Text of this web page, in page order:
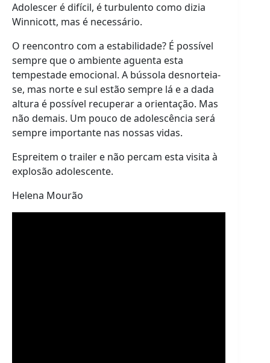
Adolescer é difícil, é turbulento como dizia
Winnicott, mas é necessário.
O reencontro com a estabilidade? É possível
sempre que o ambiente aguenta esta
tempestade emocional. A bússola desnorteia-
se, mas norte e sul estão sempre lá e a dada
altura é possível recuperar a orientação. Mas
não demais. Um pouco de adolescência será
sempre importante nas nossas vidas.
Espreitem o trailer e não percam esta visita à
explosão adolescente.
Helena Mourão